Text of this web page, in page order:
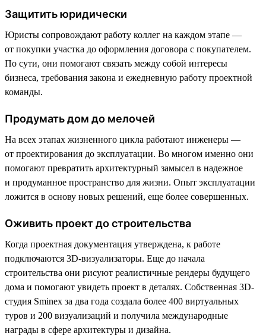
Защитить юридически
Юристы сопровождают работу коллег на каждом этапе —
от покупки участка до оформления договора с покупателем.
По сути, они помогают связать между собой интересы
бизнеса, требования закона и ежедневную работу проектной
команды.
Продумать дом до мелочей
На всех этапах жизненного цикла работают инженеры —
от проектирования до эксплуатации. Во многом именно они
помогают превратить архитектурный замысел в надежное
и продуманное пространство для жизни. Опыт эксплуатации
ложится в основу новых решений, еще более совершенных.
Оживить проект до строительства
Когда проектная документация утверждена, к работе
подключаются 3D-визуализаторы. Еще до начала
строительства они рисуют реалистичные рендеры будущего
дома и помогают увидеть проект в деталях. Собственная 3D-
студия Sminex за два года создала более 400 виртуальных
туров и 200 визуализаций и получила международные
награды в сфере архитектуры и дизайна.